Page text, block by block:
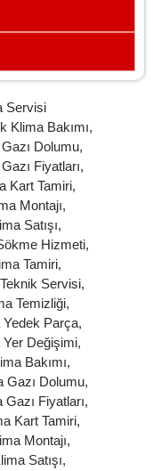
Servisi
Klima Bakımı,
Dolumu,
Fiyatları,
Kart Tamiri,
Montajı,
Satışı,
Hizmeti,
Tamiri,
Servisi,
Temizliği,
Yedek Parça,
Yer Değişimi,
Bakımı,
Gazı Dolumu,
Fiyatları,
Kart Tamiri,
Montajı,
Satışı,